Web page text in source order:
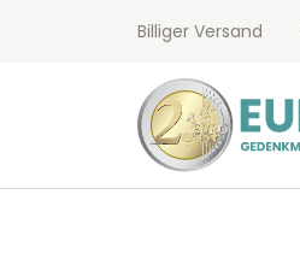
Billiger Versand